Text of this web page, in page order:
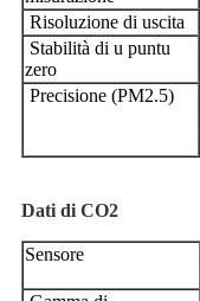
Risoluzione di uscita
Stabilità di u puntu
zero
Precisione (PM2.5)
Dati di CO2
Sensore